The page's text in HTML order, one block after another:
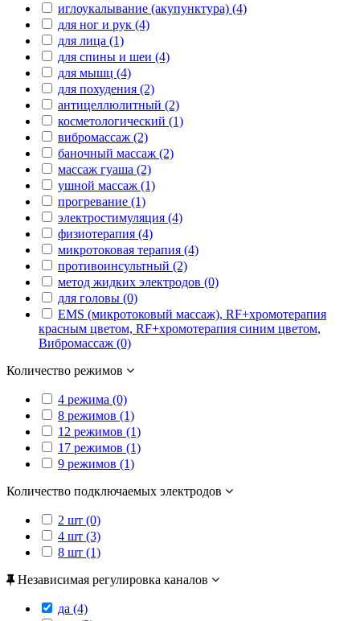
иглоукалывание (акупунктура) (4)
для ног и рук (4)
для лица (1)
для спины и шеи (4)
для мышц (4)
для похудения (2)
антицеллюлитный (2)
косметологический (1)
вибромассаж (2)
баночный массаж (2)
массаж гуаша (2)
ушной массаж (1)
прогревание (1)
электростимуляция (4)
физиотерапия (4)
микротоковая терапия (4)
противоинсультный (2)
метод жидких электродов (0)
для головы (0)
EMS (микротоковый массаж), RF+хромотерапия
красным цветом, RF+хромотерапия синим цветом,
Вибромассаж (0)
Количество режимов
4 режима (0)
8 режимов (1)
12 режимов (1)
17 режимов (1)
9 режимов (1)
Количество подключаемых электродов
2 шт (0)
4 шт (3)
8 шт (1)
Независимая регулировка каналов
да (4)